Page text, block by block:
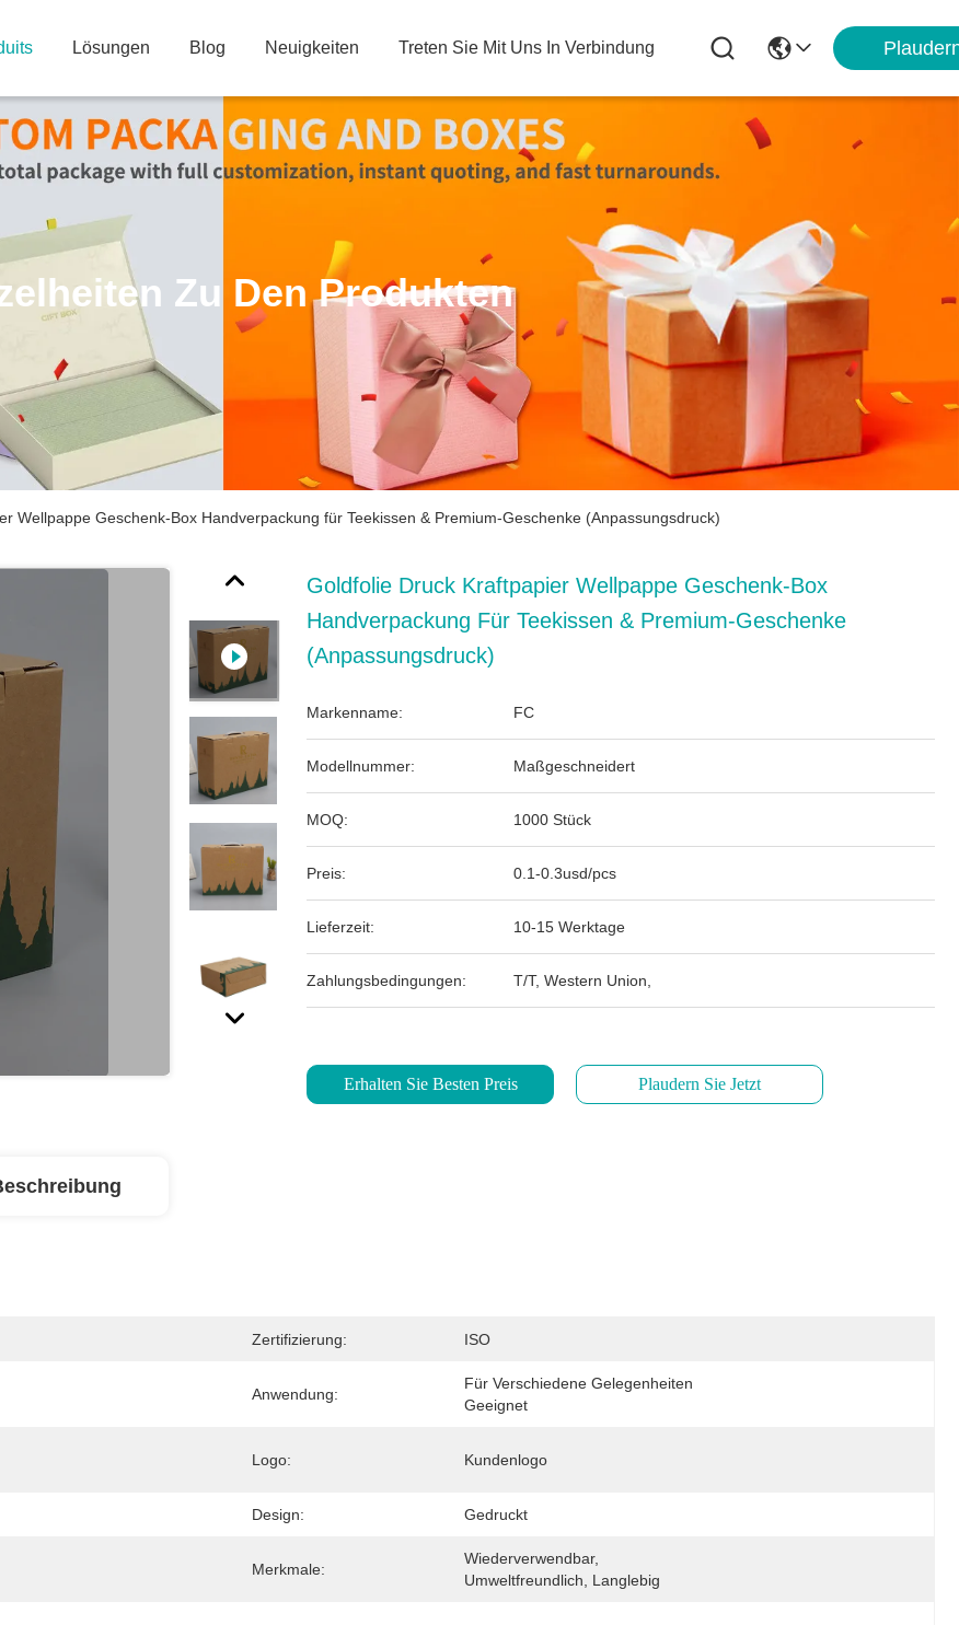
Lösungen Blog Neuigkeiten Treten Sie Mit Uns In Verbindung
Zu Den Produkten
Wellpappe Geschenk-Box Handverpackung für Teekissen & Premium-Geschenke (Anpassungsdruck)
Goldfolie Druck Kraftpapier Wellpappe Geschenk-Box
Handverpackung Für Teekissen & Premium-Geschenke
(Anpassungsdruck)
Markenname: FC
Modellnummer: Maßgeschneidert
MOQ: 1000 Stück
Preis: 0.1-0.3usd/pcs
Lieferzeit: 10-15 Werktage
Zahlungsbedingungen: T/T, Western Union,
Erhalten Sie Besten Preis Plaudern Sie Jetzt
Zertifizierung: ISO
Anwendung:
Für Verschiedene Gelegenheiten
Geeignet
Logo: Kundenlogo
Design: Gedruckt
Merkmale:
Wiederverwendbar,
Umweltfreundlich, Langlebig